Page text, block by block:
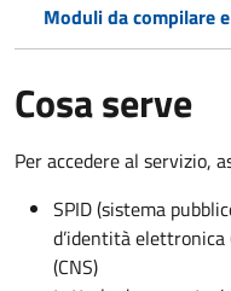
Moduli da compilare
Cosa serve
Per accedere al servizio,
SPID (sistema
d’identità elettronica
(CNS)